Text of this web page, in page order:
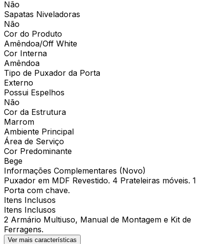
Não
Sapatas Niveladoras
Não
Cor do Produto
Amêndoa/Off White
Cor Interna
Amêndoa
Tipo de Puxador da Porta
Externo
Possui Espelhos
Não
Cor da Estrutura
Marrom
Ambiente Principal
Área de Serviço
Cor Predominante
Bege
Informações Complementares (Novo)
Puxador em MDF Revestido. 4 Prateleiras móveis. 1
Porta com chave.
Itens Inclusos
Itens Inclusos
2 Armário Multiuso, Manual de Montagem e Kit de
Ferragens.
Ver mais características